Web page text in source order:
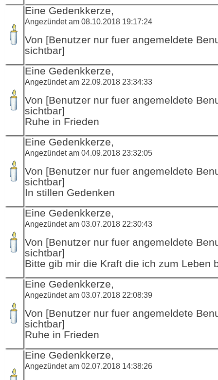
Eine Gedenkkerze,
Angezündet am 08.10.2018 19:17:24
Von [Benutzer nur fuer angemeldete
sichtbar]
Eine Gedenkkerze,
Angezündet am 22.09.2018 23:34:33
Von [Benutzer nur fuer angemeldete
sichtbar]
Ruhe in Frieden
Eine Gedenkkerze,
Angezündet am 04.09.2018 23:32:05
Von [Benutzer nur fuer angemeldete
sichtbar]
In stillen Gedenken
Eine Gedenkkerze,
Angezündet am 03.07.2018 22:30:43
Von [Benutzer nur fuer angemeldete
sichtbar]
Bitte gib mir die Kraft die ich zum Leben
Eine Gedenkkerze,
Angezündet am 03.07.2018 22:08:39
Von [Benutzer nur fuer angemeldete
sichtbar]
Ruhe in Frieden
Eine Gedenkkerze,
Angezündet am 02.07.2018 14:38:26